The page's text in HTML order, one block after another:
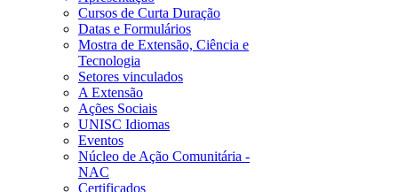
Cursos de Curta Duração
Datas e Formulários
Mostra de Extensão, Ciência e
Tecnologia
Setores vinculados
A Extensão
Ações Sociais
UNISC Idiomas
Eventos
Núcleo de Ação Comunitária -
NAC
Certificados